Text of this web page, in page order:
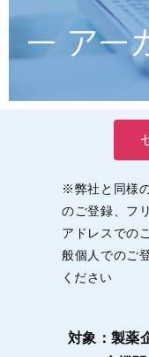
※弊社と同様
のご登録、フ
アドレスでの
般個人でのご
ください
対象：製薬